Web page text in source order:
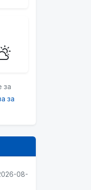
за
за
08-